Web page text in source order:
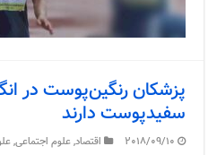
پزشکان رنگین‌پوست در
سفیدپوست دارند
2018/09/10 اقتصاد,علوم اجتماعی,